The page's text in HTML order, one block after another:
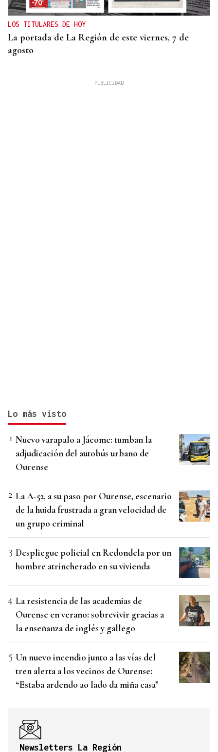
LOS TITULARES DE HOY
La portada de La Región de este viernes, 7 de
agosto
Lo más visto
Nuevo varapalo a Jácome: tumban la
adjudicación del autobús urbano de
Ourense
La A-52, a su paso por Ourense, escenario
de la huida frustrada a gran velocidad de
un grupo criminal
Despliegue policial en Redondela por un
hombre atrincherado en su vivienda
La resistencia de las academias de
Ourense en verano: sobrevivir gracias a
la enseñanza de inglés y gallego
Un nuevo incendio junto a las vías del
tren alerta a los vecinos de Ourense:
“Estaba ardendo ao lado da miña casa”
Newsletters La Región